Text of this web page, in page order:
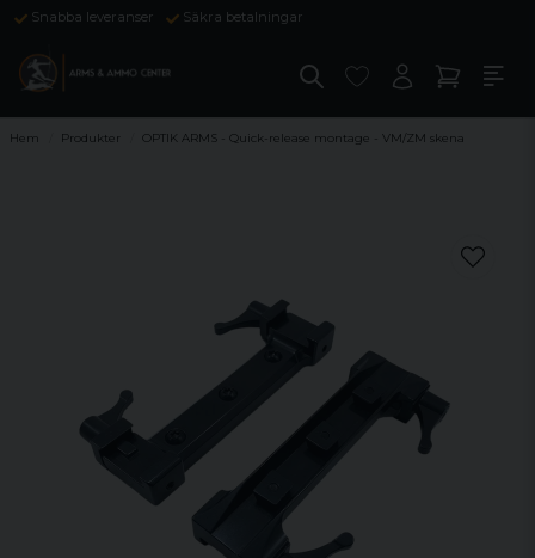
Snabba leveranser Säkra betalningar
Hem Produkter OPTIK ARMS - Quick-release montage - VM/ZM skena